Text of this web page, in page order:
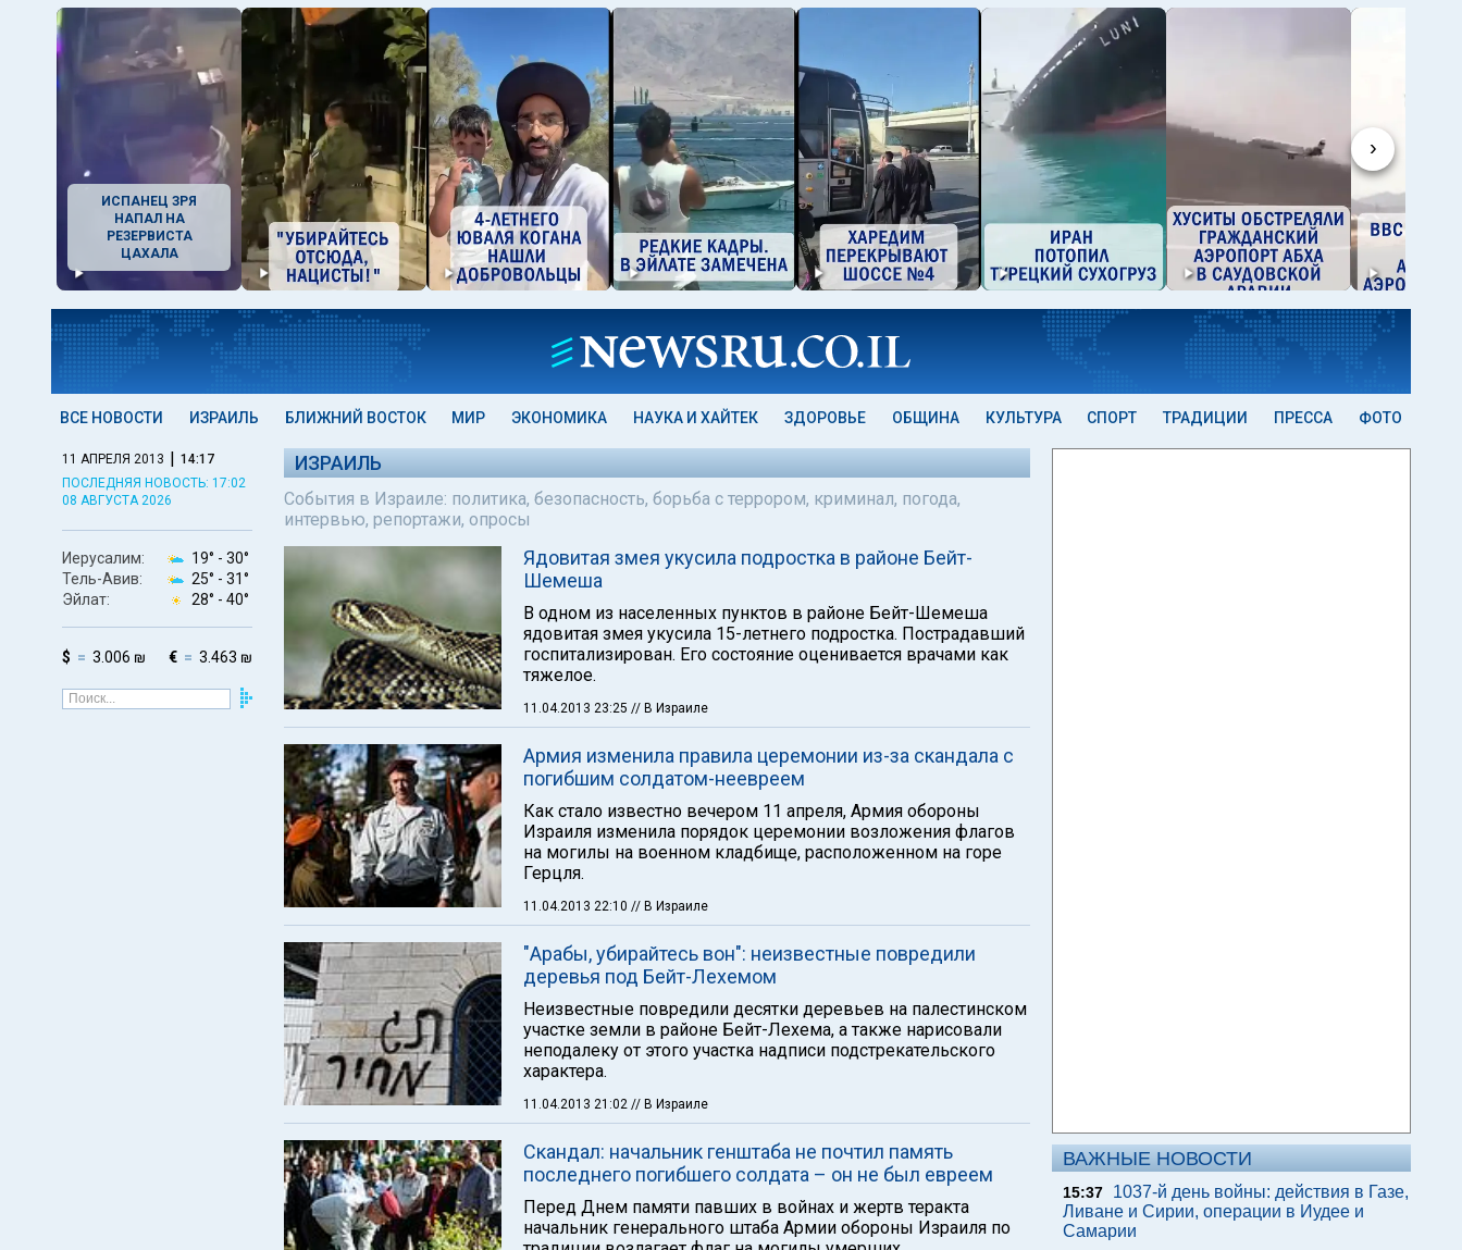
›
ИСПАНЕЦ ЗРЯ
НАПАЛ НА
РЕЗЕРВИСТА
ЦАХАЛА
ВСЕ НОВОСТИ ИЗРАИЛЬ БЛИЖНИЙ ВОСТОК МИР ЭКОНОМИКА НАУКА И ХАЙТЕК ЗДОРОВЬЕ ОБЩИНА КУЛЬТУРА СПОРТ ТРАДИЦИИ ПРЕССА ФОТО
11 АПРЕЛЯ 2013 | 14:17
ПОСЛЕДНЯЯ НОВОСТЬ: 17:02
08 АВГУСТА 2026
Иерусалим: 19° - 30°
Тель-Авив:
25° - 31°
Эйлат:
28° - 40°
$ 3.006 ₪ € 3.463 ₪
ИЗРАИЛЬ
События в Израиле: политика, безопасность, борьба с террором, криминал, погода,
интервью, репортажи, опросы
Ядовитая змея укусила подростка в районе Бейт-
Шемеша
В одном из населенных пунктов в районе Бейт-Шемеша
ядовитая змея укусила 15-летнего подростка. Пострадавший
госпитализирован. Его состояние оценивается врачами как
тяжелое.
11.04.2013 23:25 // В Израиле
Армия изменила правила церемонии из-за скандала с
погибшим солдатом-неевреем
Как стало известно вечером 11 апреля, Армия обороны
Израиля изменила порядок церемонии возложения флагов
на могилы на военном кладбище, расположенном на горе
Герцля.
11.04.2013 22:10 // В Израиле
"Арабы, убирайтесь вон": неизвестные повредили
деревья под Бейт-Лехемом
Неизвестные повредили десятки деревьев на палестинском
участке земли в районе Бейт-Лехема, а также нарисовали
неподалеку от этого участка надписи подстрекательского
характера.
11.04.2013 21:02 // В Израиле
Скандал: начальник генштаба не почтил память
последнего погибшего солдата – он не был евреем
Перед Днем памяти павших в войнах и жертв теракта
начальник генерального штаба Армии обороны Израиля по
ВАЖНЫЕ НОВОСТИ
15:37
1037-й день войны: действия в Газе,
Ливане и Сирии, операции в Иудее и
Самарии